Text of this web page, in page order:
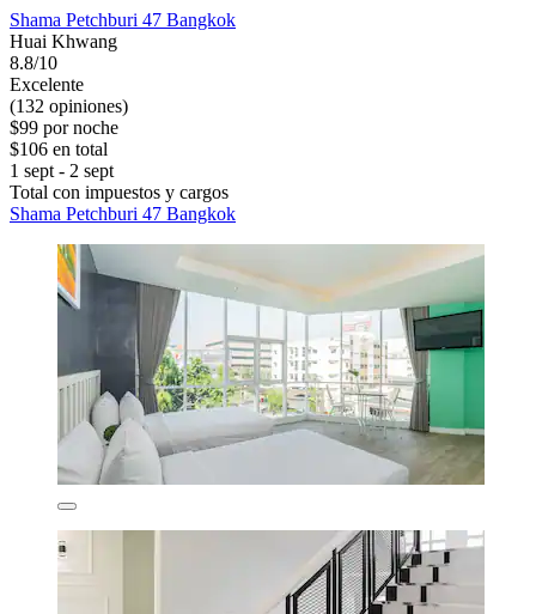
Shama Petchburi 47 Bangkok
Huai Khwang
8.8/10
Excelente
(132 opiniones)
$99 por noche
$106 en total
1 sept - 2 sept
Total con impuestos y cargos
Shama Petchburi 47 Bangkok